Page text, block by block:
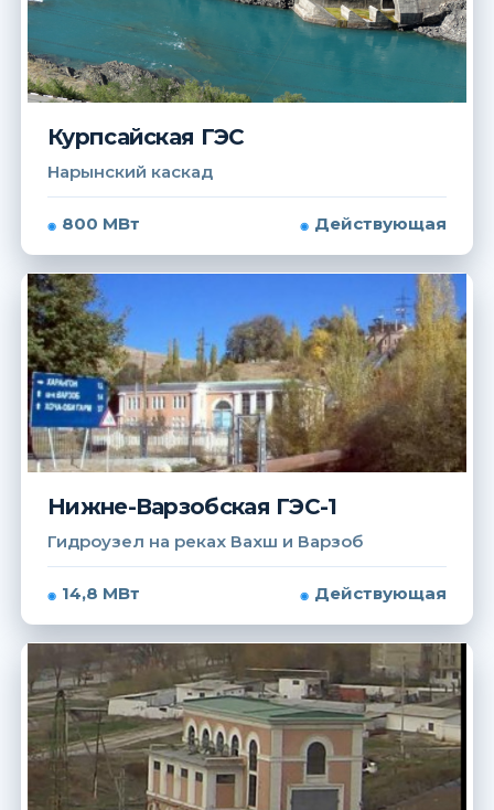
Курпсайская ГЭС
Нарынский каскад
800 МВт Действующая
Нижне-Варзобская ГЭС-1
Гидроузел на реках Вахш и Варзоб
14,8 МВт Действующая